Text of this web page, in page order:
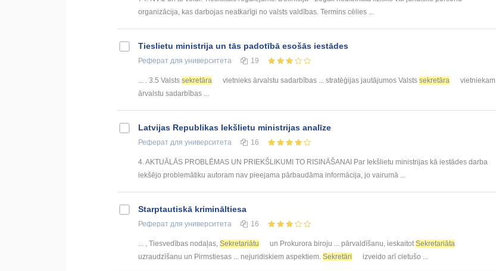
organizācija, kas darbojas neatkarīgi no valsts valdības. Termins cēlies ...
Tieslietu ministrija un tās padotībā esošās iestādes
Реферат для университета 19
... . 3.5 Valsts sekretāra vietnieks ārvalstu sadarbības ... stratēģijas jautājumos Valsts sekretāra
vietniekam
ārvalstu sadarbības ...
Latvijas Republikas Iekšlietu ministrijas analīze
Реферат для университета 16
4. AKTUĀLĀS PROBLĒMAS UN PRIEKŠLIKUMI TO RISINĀŠANAI Par Iekšlietu ministrijas kā iestādes darba
iekšējo problemātiku autoram nav pieejama pārbaudāma informācija, jo vairumā ...
Starptautiskā krimināltiesa
Реферат для университета 16
... , Tiesvedības nodaļas, Sekretariātu un Prokurora biroju ... pārvaldīšanu, ieskaitot Sekretariāta
uzraudzīšanu un Pirmstiesas ... nejuridiskiem aspektiem. Sekretāri izveido arī cietušo ...